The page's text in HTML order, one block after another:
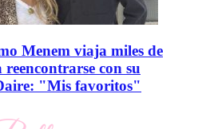
Menem viaja miles de
con su
"Mis favoritos"